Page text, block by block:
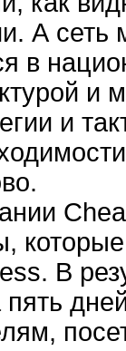
А сеть
в
и
и
В